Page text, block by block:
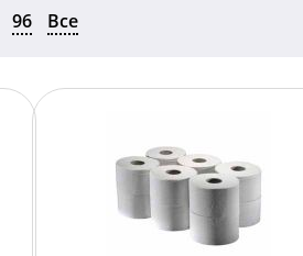
96 Все